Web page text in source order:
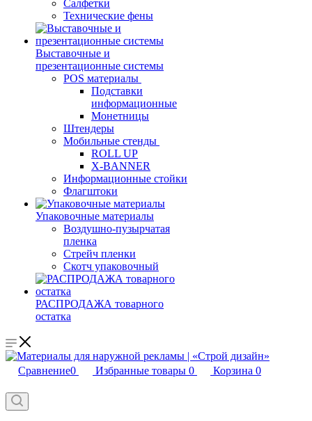
Салфетки
Технические фены
Выставочные и
презентационные системы
POS материалы
Подставки
информационные
Монетницы
Штендеры
Мобильные стенды
ROLL UP
X-BANNER
Информационные стойки
Флагштоки
Упаковочные материалы
Воздушно-пузырчатая
пленка
Стрейч пленки
Скотч упаковочный
РАСПРОДАЖА товарного
остатка
Сравнение0 Избранные товары 0 Корзина 0